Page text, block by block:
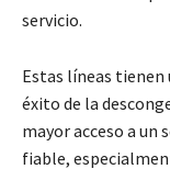
servicio.
Estas líneas tienen
éxito de la
mayor acceso a un
fiable,